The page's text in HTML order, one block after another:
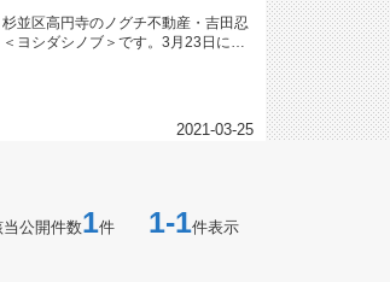
杉並区高円寺のノグチ不動産・吉田忍
＜ヨシダシノブ＞です。3月23日に国
2021-03-25
当公開件数1件 1-1件表示